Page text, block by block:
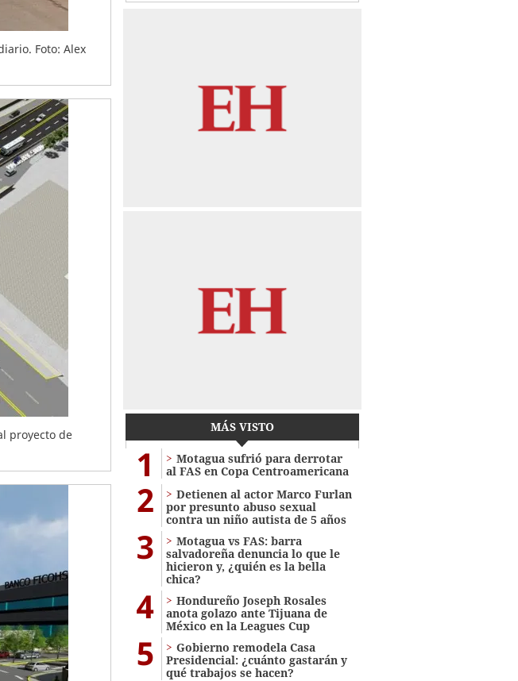
Foto: Alex
proyecto de
MÁS VISTO
1
Motagua sufrió para derrotar
al FAS en Copa Centroamericana
2
Detienen al actor Marco Furlan
por presunto abuso sexual
contra un niño autista de 5 años
3
Motagua vs FAS: barra
salvadoreña denuncia lo que le
hicieron y, ¿quién es la bella
chica?
4
Hondureño Joseph Rosales
anota golazo ante Tijuana de
México en la Leagues Cup
5
Gobierno remodela Casa
Presidencial: ¿cuánto gastarán y
qué trabajos se hacen?